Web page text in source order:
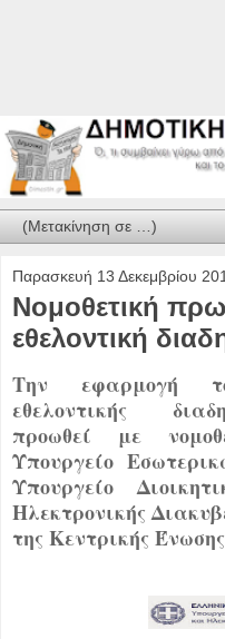
Παρασκευή 13 Δεκεμβρίου
Νομοθετική
εθελοντική
Την εφαρμογή
εθελοντικής
προωθεί με
Υπουργείο
Υπουργείο
Ηλεκτρονικής
της Κεντρικής